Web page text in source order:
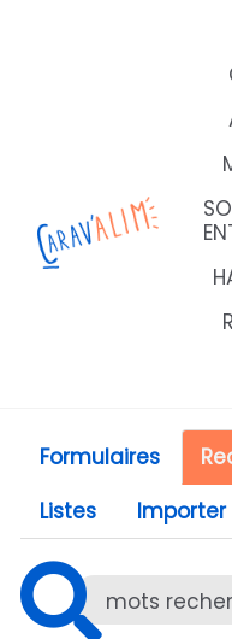
Formulaires
Listes
Importer